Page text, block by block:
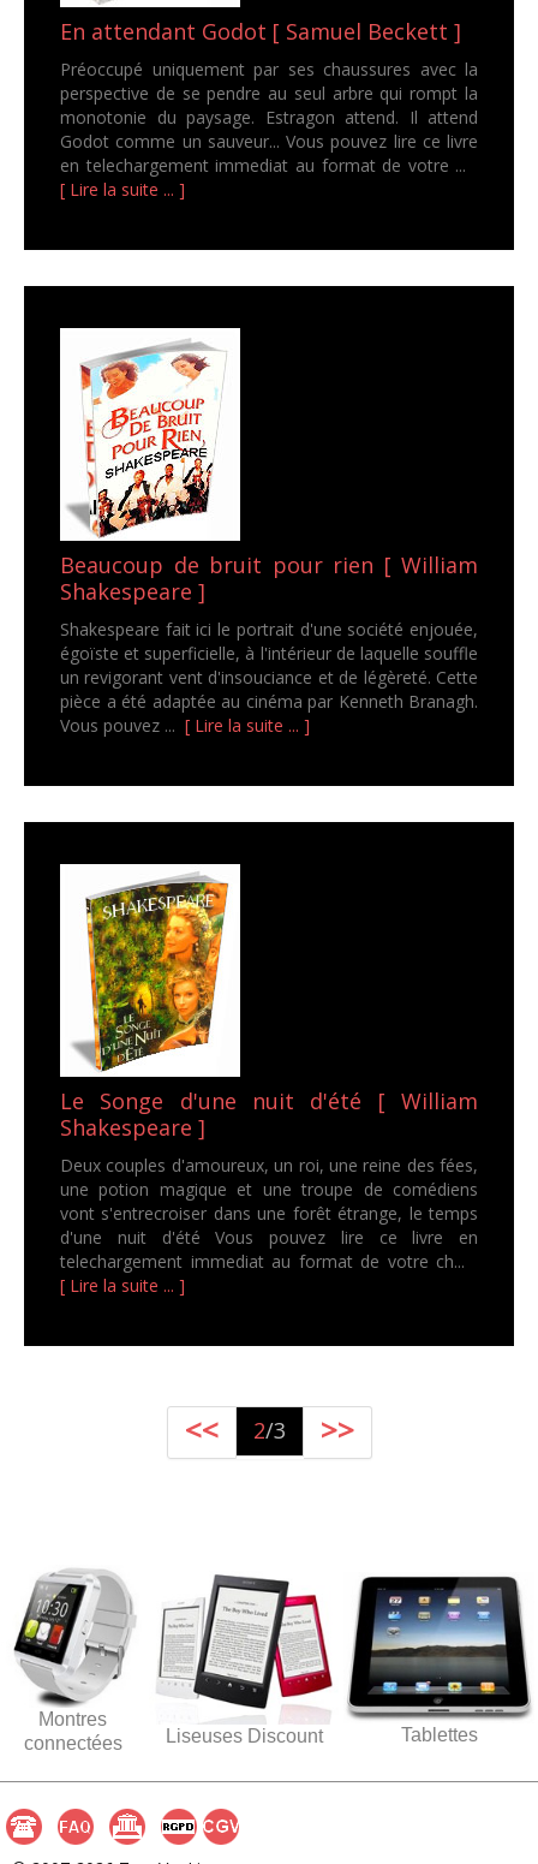
En attendant Godot [ Samuel Beckett ]
Préoccupé uniquement par ses chaussures avec la
perspective de se pendre au seul arbre qui rompt la
monotonie du paysage. Estragon attend. Il attend
Godot comme un sauveur... Vous pouvez lire ce livre
en telechargement immediat au format de votre ...
[ Lire la suite ... ]
Beaucoup de bruit pour rien [ William
Shakespeare ]
Shakespeare fait ici le portrait d'une société enjouée,
égoïste et superficielle, à l'intérieur de laquelle souffle
un revigorant vent d'insouciance et de légèreté. Cette
pièce a été adaptée au cinéma par Kenneth Branagh.
Vous pouvez ... [ Lire la suite ... ]
Le Songe d'une nuit d'été [ William
Shakespeare ]
Deux couples d'amoureux, un roi, une reine des fées,
une potion magique et une troupe de comédiens
vont s'entrecroiser dans une forêt étrange, le temps
d'une nuit d'été Vous pouvez lire ce livre en
telechargement immediat au format de votre ch...
[ Lire la suite ... ]
<< 2/3 >>
Montres
connectées
Liseuses Discount Tablettes